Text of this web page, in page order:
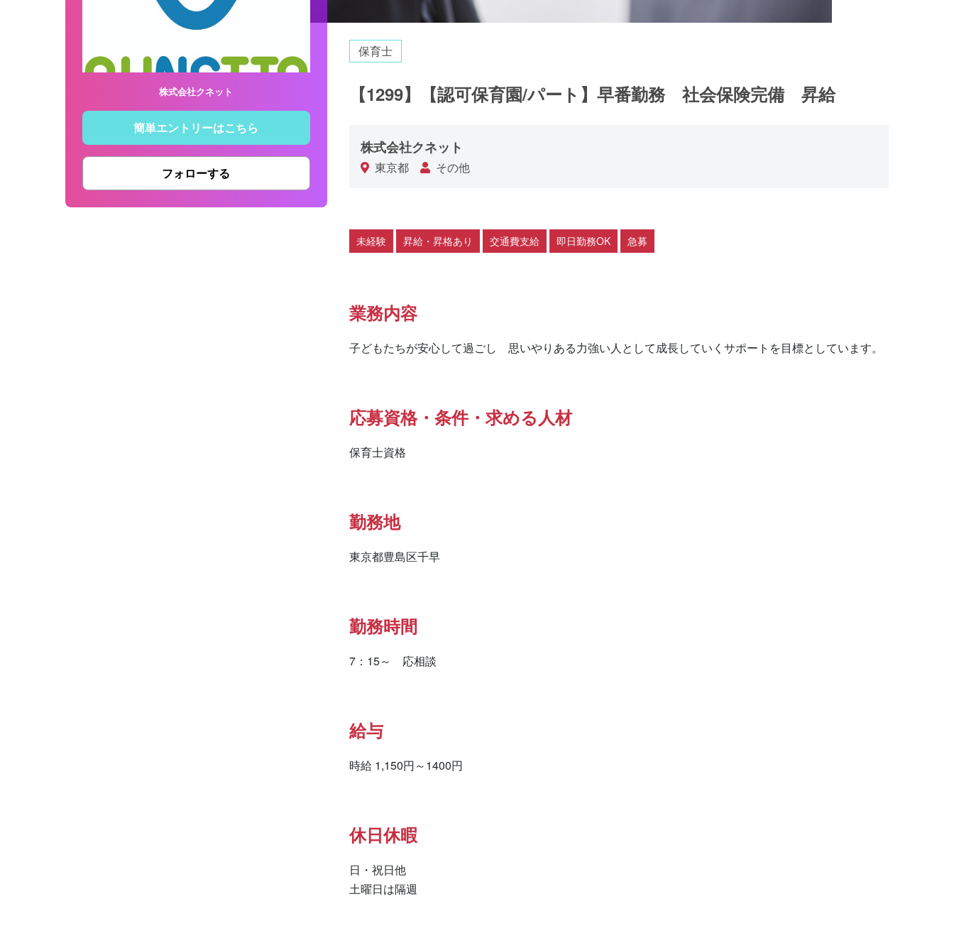
株式会社クネット
簡単エントリーはこちら
フォローする
保育士
【1299】【認可保育園/パート】早番勤務 社会保険完備 昇給
株式会社クネット
東京都 その他
未経験 昇給・昇格あり 交通費支給 即日勤務OK 急募
業務内容
子どもたちが安心して過ごし　思いやりある力強い人として成長していくサポートを目標としています。
応募資格・条件・求める人材
保育士資格
勤務地
東京都豊島区千早
勤務時間
7：15～　応相談
給与
時給 1,150円～1400円
休日休暇
日・祝日他